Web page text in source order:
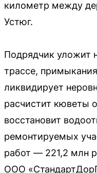
километр между
Устюг.
Подрядчик уложит
трассе,
ликвидирует
расчистит кюветы
восстановит
ремонтируемых
работ — 221,2 млн
ООО